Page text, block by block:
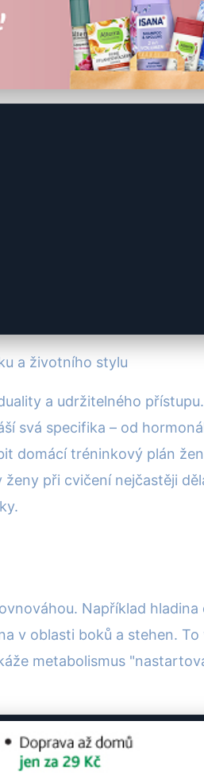
Pro Ženy
a životního stylu
a udržitelného
svá specifika – od
domácí tréninkový plán
ženy při cvičení nejčastěji
Například
v oblasti boků a stehen.
metabolismus